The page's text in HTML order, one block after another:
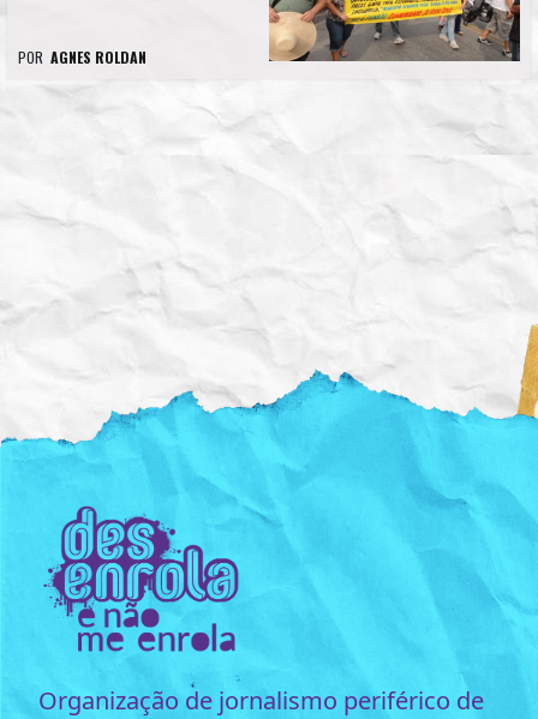
POR AGNES ROLDAN
Organização de jornalismo periférico de